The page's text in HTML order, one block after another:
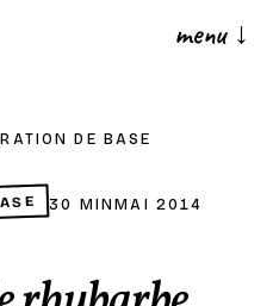
menu ↓
DE BASE
30 MINMAI 2014